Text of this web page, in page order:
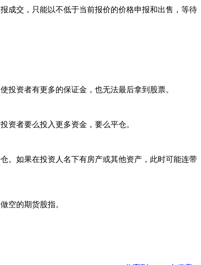
交，只能以不低于当前报价的价格申报和出售，等待
资者有更多的保证金，也无法最后拿到股票。
者要么投入更多资金，要么平仓。
如果在投资人名下有房产或其他资产，此时可能连带
空的期货股指。